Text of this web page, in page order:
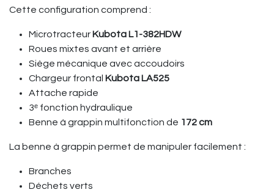
Cette configuration comprend :
Microtracteur Kubota L1-382HDW
Roues mixtes avant et arrière
Siège mécanique avec accoudoirs
Chargeur frontal Kubota LA525
Attache rapide
3ᵉ fonction hydraulique
Benne à grappin multifonction de 172 cm
La benne à grappin permet de manipuler facilement :
Branches
Déchets verts